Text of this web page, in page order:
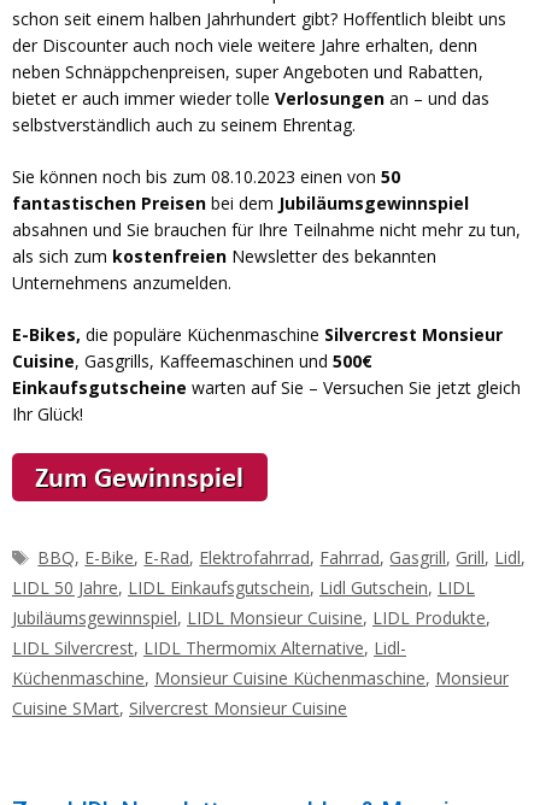
schon seit einem halben Jahrhundert gibt? Hoffentlich bleibt uns
der Discounter auch noch viele weitere Jahre erhalten, denn
neben Schnäppchenpreisen, super Angeboten und Rabatten,
bietet er auch immer wieder tolle Verlosungen an – und das
selbstverständlich auch zu seinem Ehrentag.
Sie können noch bis zum 08.10.2023 einen von 50
fantastischen Preisen bei dem Jubiläumsgewinnspiel
absahnen und Sie brauchen für Ihre Teilnahme nicht mehr zu tun,
als sich zum kostenfreien Newsletter des bekannten
Unternehmens anzumelden.
E-Bikes, die populäre Küchenmaschine Silvercrest Monsieur
Cuisine, Gasgrills, Kaffeemaschinen und 500€
Einkaufsgutscheine warten auf Sie – Versuchen Sie jetzt gleich
Ihr Glück!
Schlagwörter
BBQ, E-Bike, E-Rad, Elektrofahrrad, Fahrrad, Gasgrill, Grill, Lidl,
LIDL 50 Jahre, LIDL Einkaufsgutschein, Lidl Gutschein, LIDL
Jubiläumsgewinnspiel, LIDL Monsieur Cuisine, LIDL Produkte,
LIDL Silvercrest, LIDL Thermomix Alternative, Lidl-
Küchenmaschine, Monsieur Cuisine Küchenmaschine, Monsieur
Cuisine SMart, Silvercrest Monsieur Cuisine